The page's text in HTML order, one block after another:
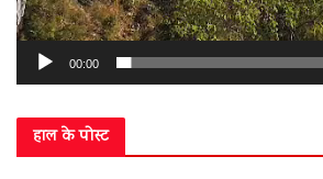
00:00
हाल के पोस्ट